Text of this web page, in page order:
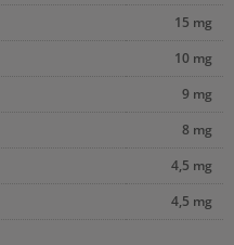
15 mg
10 mg
9 mg
8 mg
4,5 mg
4,5 mg